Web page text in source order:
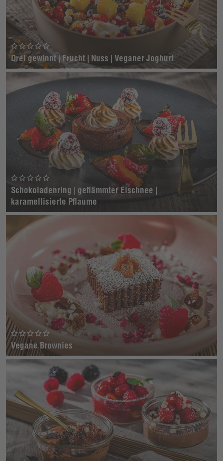
Drei gewinnt | Frucht | Nuss | Veganer Joghurt
Schokoladenring | geflämmter Eischnee |
karamellisierte Pflaume
Vegane Brownies